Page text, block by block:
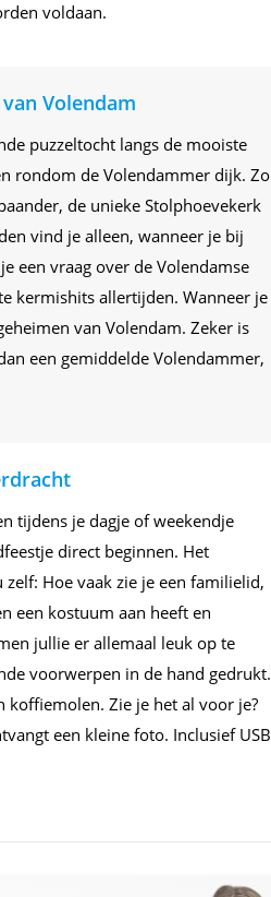
voldaan.
Volendam
puzzeltocht langs de mooiste
rondom de Volendammer dijk. Zo
de unieke Stolphoevekerk
vind je alleen, wanneer je bij
een vraag over de Volendamse
kermishits allertijden. Wanneer je
van Volendam. Zeker is
een gemiddelde Volendammer,
tijdens je dagje of weekendje
direct beginnen. Het
Hoe vaak zie je een familielid,
een kostuum aan heeft en
jullie er allemaal leuk op te
voorwerpen in de hand gedrukt.
koffiemolen. Zie je het al voor je?
een kleine foto. Inclusief USB